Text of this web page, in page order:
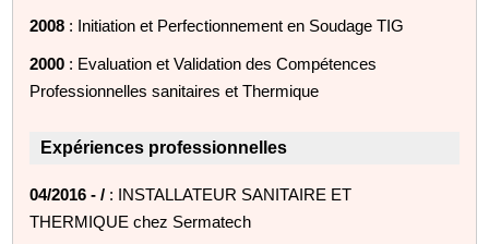
2008 : Initiation et Perfectionnement en Soudage TIG
2000 : Evaluation et Validation des Compétences
Professionnelles sanitaires et Thermique
Expériences professionnelles
04/2016 - / : INSTALLATEUR SANITAIRE ET
THERMIQUE chez Sermatech